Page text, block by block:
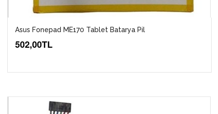
Asus Fonepad ME170 Tablet Batarya Pil
502,00TL